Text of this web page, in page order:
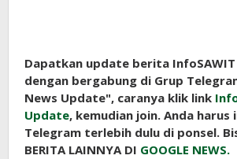
Dapatkan update berita
dengan bergabung di Grup
News Update", caranya klik link
Update, kemudian join. Anda
Telegram terlebih dulu di ponsel.
BERITA LAINNYA DI GOOGLE NEWS.